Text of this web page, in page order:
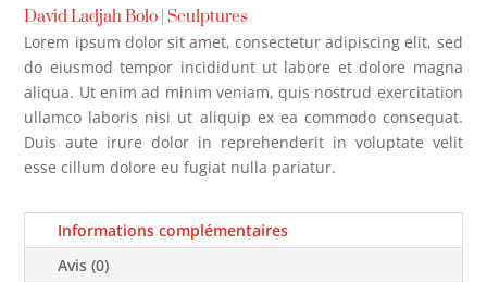
David Ladjah Bolo Sculptures
Lorem ipsum dolor sit amet, consectetur adipiscing elit, sed
do eiusmod tempor incididunt ut labore et dolore magna
aliqua. Ut enim ad minim veniam, quis nostrud exercitation
ullamco laboris nisi ut aliquip ex ea commodo consequat.
Duis aute irure dolor in reprehenderit in voluptate velit
esse cillum dolore eu fugiat nulla pariatur.
Informations complémentaires
Avis (0)